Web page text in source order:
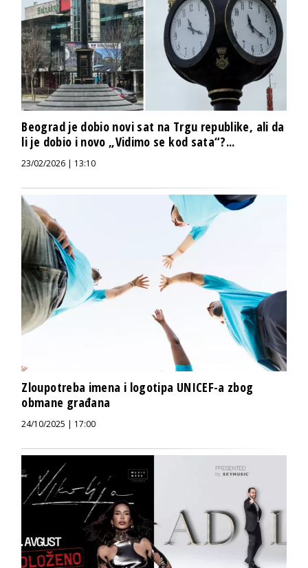
Beograd je dobio novi sat na Trgu republike, ali da
li je dobio i novo „Vidimo se kod sata“?...
23/02/2026 | 13:10
Zloupotreba imena i logotipa UNICEF-a zbog
obmane građana
24/10/2025 | 17:00